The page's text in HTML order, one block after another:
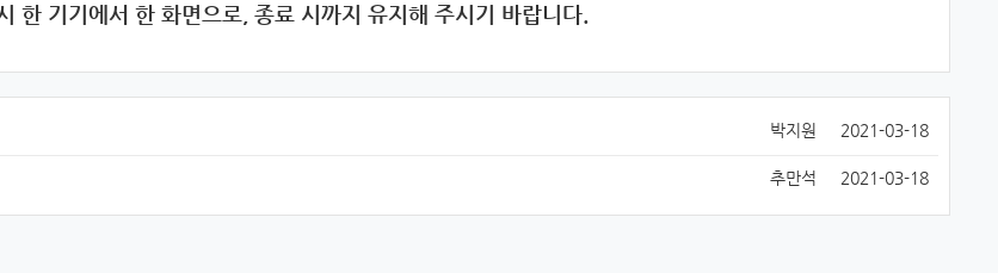
한 기기에서 한 화면으로, 종료 시까지 유지해 주시기 바랍니다.
2021-03-18
박지원
2021-03-18
추만석